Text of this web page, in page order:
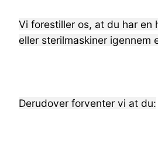
Vi forestiller os, at du har
eller sterilmaskiner
Derudover forventer vi at du: